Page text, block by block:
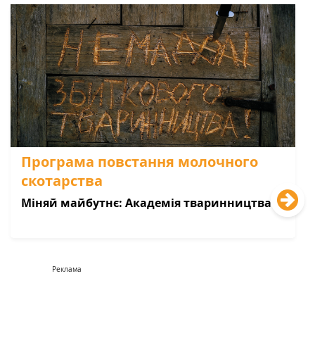
Програма повстання молочного
скотарства
Міняй майбутнє: Академія тваринництва
Реклама